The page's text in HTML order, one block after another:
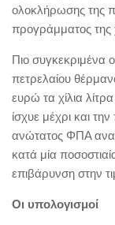
ολοκλήρωσης της
προγράμματος
Πιο συγκεκριμένα
πετρελαίου
ευρώ τα χίλια
ίσχυε μέχρι και
ανώτατος ΦΠΑ
κατά μία
επιβάρυνση στην
Οι υπολογισμοί